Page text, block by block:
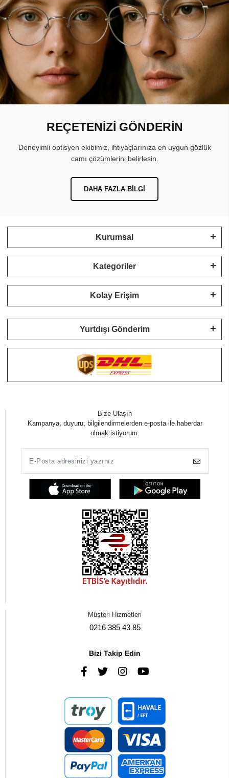
REÇETENİZİ GÖNDERİN
Deneyimli optisyen ekibimiz, ihtiyaçlarınıza en uygun gözlük
camı çözümlerini belirlesin.
DAHA FAZLA BILGI
Kurumsal
Kategoriler
Kolay Erişim
Yurtdışı Gönderim
Bize Ulaşın
Kampanya, duyuru, bilgilendirmelerden e-posta ile haberdar
olmak istiyorum.
Müşteri Hizmetleri
0216 385 43 85
Bizi Takip Edin